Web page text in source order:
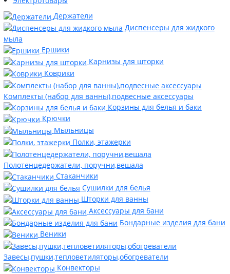
Держатели
Диспенсеры для жидкого
мыла
Ершики
Карнизы для шторки
Коврики
Комплекты (набор для ванны),подвесные аксессуары
Корзины для белья и баки
Крючки
Мыльницы
Полки, этажерки
Полотенцедержатели, поручни,вешала
Стаканчики
Сушилки для белья
Шторки для ванны
Аксессуары для бани
Бондарные изделия для бани
Веники
Завесы,пушки,тепловетиляторы,обогреватели
Конвекторы